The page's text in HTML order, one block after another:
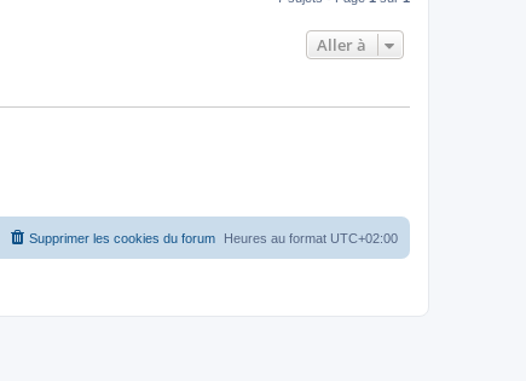
Aller à
Heures au format UTC+02:00
Supprimer les cookies du forum